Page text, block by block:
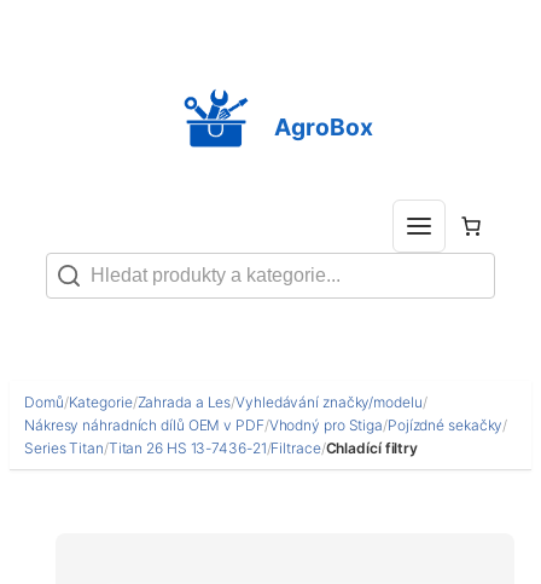
AgroBox
Domů/Kategorie/Zahrada a Les/Vyhledávání značky/modelu/
Nákresy náhradních dílů OEM v PDF/Vhodný pro Stiga/Pojízdné sekačky/
Series Titan/Titan 26 HS 13-7436-21/Filtrace/Chladící filtry